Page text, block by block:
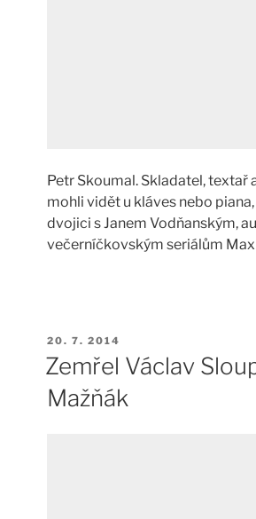
Petr Skoumal. Skladatel, textař
mohli vidět u kláves nebo
dvojici s Janem Vodňanským,
večerníčkovským seriálům
PUBLIKOVÁNO
20. 7. 2014
Zemřel Václav
Mažňák